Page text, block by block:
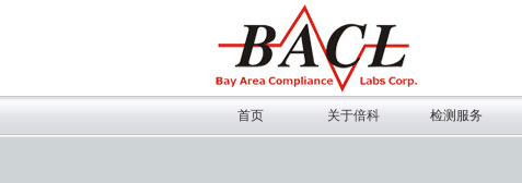
首页 关于倍科 检测服务